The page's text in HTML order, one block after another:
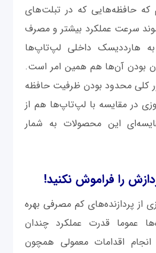
که حافظه‌هایی که در تبلت‌های
سرعت عملکرد بیشتر و مصرف
هارددیسک داخلی لپ‌تاپ‌ها
بودن آن‌ها هم همین امر است.
کلی محدود بودن ظرفیت حافظه
در مقایسه با لپ‌تاپ‌ها هم از
این محصولات به شمار
را فراموش نکنید!
از پردازنده‌های کم مصرفی بهره
عموما قدرت عملکرد چندان
انجام اقدامات معمولی همچون